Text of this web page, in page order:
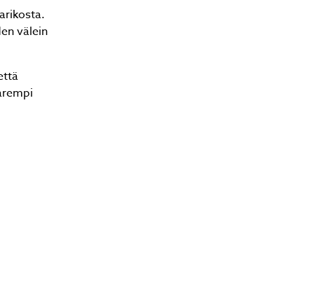
välein